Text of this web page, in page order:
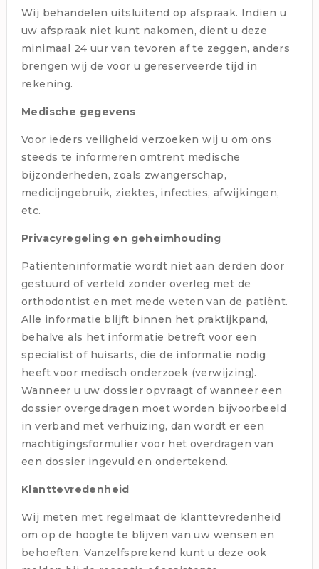
Wij behandelen uitsluitend op afspraak. Indien u
uw afspraak niet kunt nakomen, dient u deze
minimaal 24 uur van tevoren af te zeggen, anders
brengen wij de voor u gereserveerde tijd in
rekening.
Medische gegevens
Voor ieders veiligheid verzoeken wij u om ons
steeds te informeren omtrent medische
bijzonderheden, zoals zwangerschap,
medicijngebruik, ziektes, infecties, afwijkingen,
etc.
Privacyregeling en geheimhouding
Patiënteninformatie wordt niet aan derden door
gestuurd of verteld zonder overleg met de
orthodontist en met mede weten van de patiënt.
Alle informatie blijft binnen het praktijkpand,
behalve als het informatie betreft voor een
specialist of huisarts, die de informatie nodig
heeft voor medisch onderzoek (verwijzing).
Wanneer u uw dossier opvraagt of wanneer een
dossier overgedragen moet worden bijvoorbeeld
in verband met verhuizing, dan wordt er een
machtigingsformulier voor het overdragen van
een dossier ingevuld en ondertekend.
Klanttevredenheid
Wij meten met regelmaat de klanttevredenheid
om op de hoogte te blijven van uw wensen en
behoeften. Vanzelfsprekend kunt u deze ook